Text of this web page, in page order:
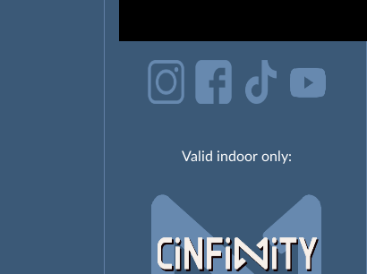
Valid indoor only: